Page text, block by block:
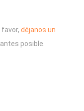
déjanos un
posible.